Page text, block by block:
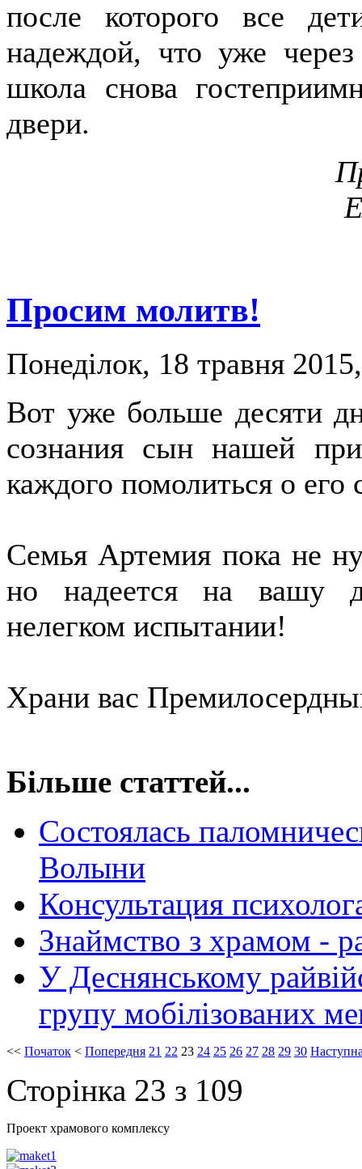
после которого все
надеждой, что уже через
школа снова
двери.
Просим молитв!
Понеділок, 18 травня
Вот уже больше десяти
сознания сын нашей
каждого помолиться о
Семья Артемия пока не
но надеется на вашу
нелегком испытании!
Храни вас
Більше статтей...
Состоялась
Волыни
Консультация
Знаймство з храмом -
У Деснянському
групу мобілізованих
<< Початок < Попередня 21 22 23 24 25 26 27 28 29 30
Сторінка 23 з 109
Проект храмового комплексу